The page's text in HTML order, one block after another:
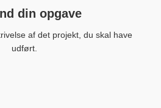
din opgave
af det projekt, du skal have
udført.